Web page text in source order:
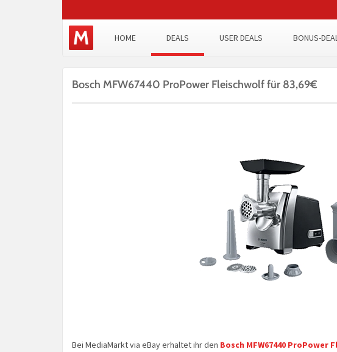
HOME DEALS USER DEALS BONUS-
Bosch MFW67440 ProPower Fleischwolf für 83,69€
Bei MediaMarkt via eBay erhaltet ihr den Bosch MFW67440 ProPower